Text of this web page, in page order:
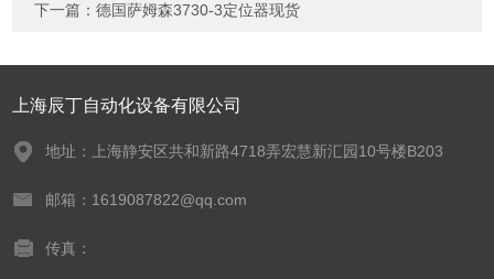
下一篇：德国萨姆森3730-3定位器现货
上海辰丁自动化设备有限公司
地址：上海静安区共和新路4718弄宏慧新汇园10号楼B203
邮箱：1619087822@qq.com
传真：